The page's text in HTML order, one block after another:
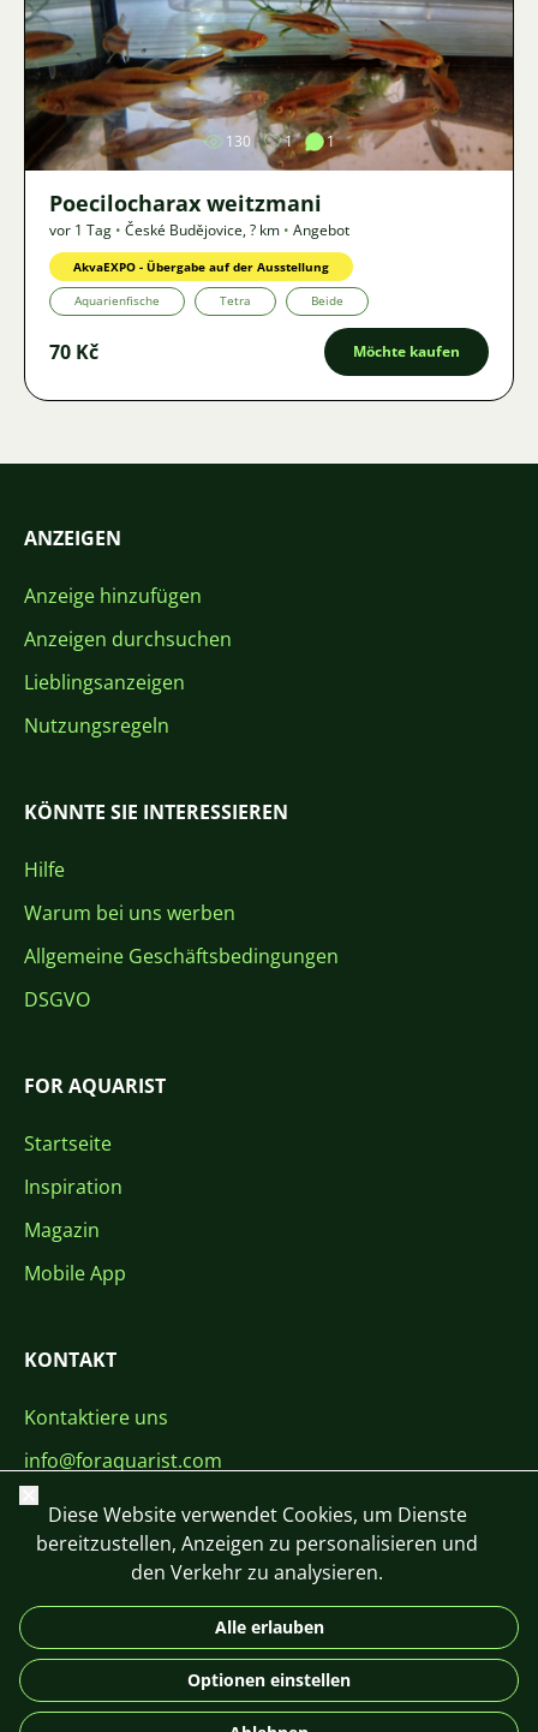
Bild
130 1 1
Poecilocharax weitzmani
vor 1 Tag • České Budějovice,? km • Angebot
AkvaEXPO - Übergabe auf der Ausstellung
Aquarienfische Tetra Beide
70 Kč Möchte kaufen
ANZEIGEN
Anzeige hinzufügen
Anzeigen durchsuchen
Lieblingsanzeigen
Nutzungsregeln
KÖNNTE SIE INTERESSIEREN
Hilfe
Warum bei uns werben
Allgemeine Geschäftsbedingungen
DSGVO
FOR AQUARIST
Startseite
Inspiration
Magazin
Mobile App
KONTAKT
Kontaktiere uns
info@foraquarist.com
+420 603 449 602
DE
© 2026 For Aquarist
Schließen
Diese Website verwendet Cookies, um Dienste
bereitzustellen, Anzeigen zu personalisieren und
den Verkehr zu analysieren.
Alle erlauben
Optionen einstellen